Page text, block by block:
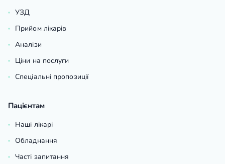
УЗД
Прийом лікарів
Аналізи
Ціни на послуги
Спеціальні пропозиції
Пацієнтам
Наші лікарі
Обладнання
Часті запитання